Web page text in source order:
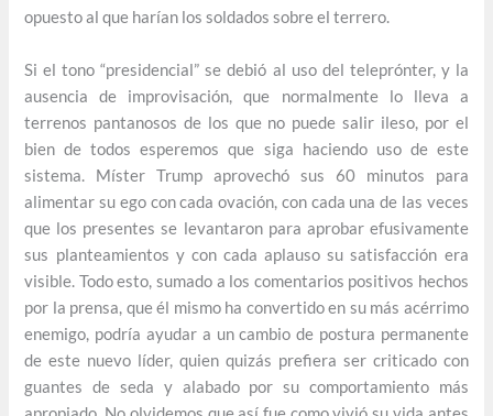
opuesto al que harían los soldados sobre el terrero.
Si el tono “presidencial” se debió al uso del teleprónter, y la
ausencia de improvisación, que normalmente lo lleva a
terrenos pantanosos de los que no puede salir ileso, por el
bien de todos esperemos que siga haciendo uso de este
sistema. Míster Trump aprovechó sus 60 minutos para
alimentar su ego con cada ovación, con cada una de las veces
que los presentes se levantaron para aprobar efusivamente
sus planteamientos y con cada aplauso su satisfacción era
visible. Todo esto, sumado a los comentarios positivos hechos
por la prensa, que él mismo ha convertido en su más acérrimo
enemigo, podría ayudar a un cambio de postura permanente
de este nuevo líder, quien quizás prefiera ser criticado con
guantes de seda y alabado por su comportamiento más